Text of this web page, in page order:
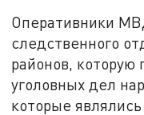
Оперативники
следственного
районов, которую
уголовных дел
которые